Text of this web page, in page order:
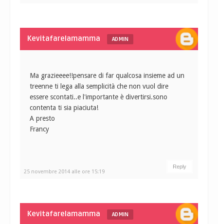
Kevitafarelamamma ADMIN
25 novembre 2014 alle ore 15:19
Ma grazieeee!!pensare di far qualcosa insieme ad un
treenne ti lega alla semplicità che non vuol dire
essere scontati..e l'importante è divertirsi.sono
contenta ti sia piaciuta!
A presto
Francy
Reply
Kevitafarelamamma ADMIN